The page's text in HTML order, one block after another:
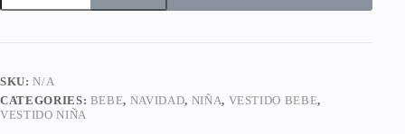
larga
quantity
SKU:N/A
CATEGORIES: BEBE, NAVIDAD, NIÑA, VESTIDO BEBE,
VESTIDO NIÑA